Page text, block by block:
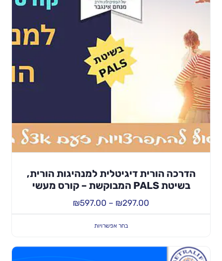
הדרכה הורית דיגיטלית למנהיגות הורית,
בשיטת PALS המבוקשת – קורס מעשי
₪297.00
–
₪597.00
בחר אפשרויות